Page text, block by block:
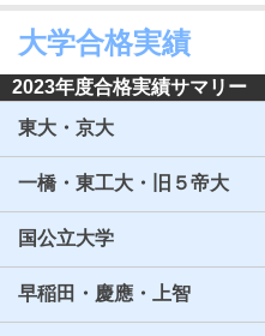
大学合格実績
2023年度合格実績サマリー
東大・京大
一橋・東工大・旧５帝大
国公立大学
早稲田・慶應・上智